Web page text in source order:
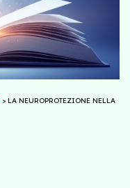
> LA NEUROPROTEZIONE NELLA